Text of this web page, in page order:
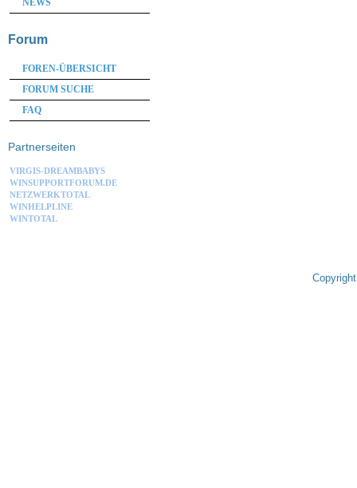
NEWS
Forum
FOREN-ÜBERSICHT
FORUM SUCHE
FAQ
Partnerseiten
VIRGIS-DREAMBABYS
WINSUPPORTFORUM.DE
NETZWERKTOTAL
WINHELPLINE
WINTOTAL